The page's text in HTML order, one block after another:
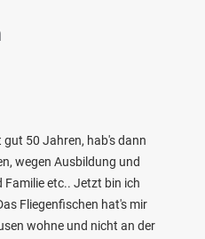
50 Jahren, hab's dann
wegen Ausbildung und
etc.. Jetzt bin ich
Fliegenfischen hat's mir
wohne und nicht an der